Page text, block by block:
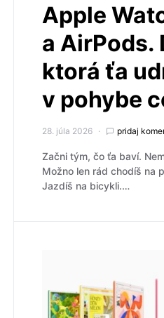
Apple
a AirPods.
ktorá ťa
v pohybe
28. júla 2026 pridaj
Začni tým, čo ťa baví.
Možno len rád chodíš na
Jazdíš na bicykli.…